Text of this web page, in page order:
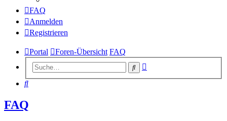
FAQ
Anmelden
Registrieren
Portal Foren-Übersicht FAQ
Suche
Suche
FAQ